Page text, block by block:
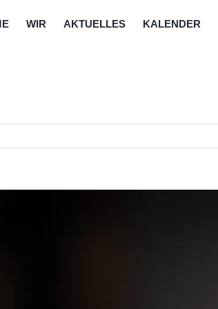
WIR AKTUELLES KALENDER